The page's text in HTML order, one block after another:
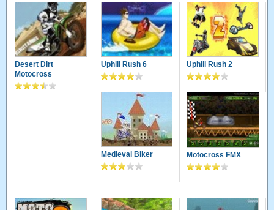
Desert Dirt
Motocross
Uphill Rush 6 Uphill Rush 2
Medieval Biker Motocross FMX